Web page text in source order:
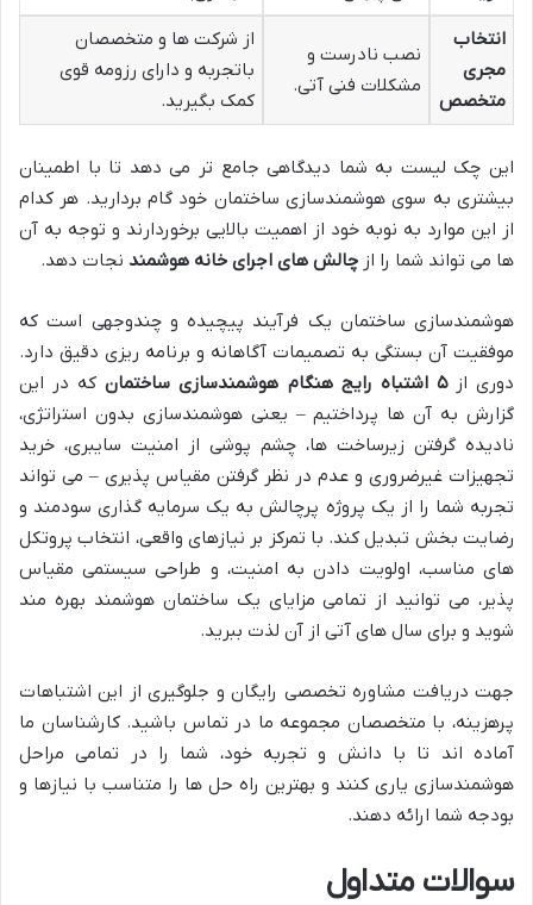
انتخاب
مجری
متخصص
نصب نادرست و
مشکلات فنی آتی.
از شرکت ها و متخصصان
باتجربه و دارای رزومه قوی
کمک بگیرید.
این چک لیست به شما دیدگاهی جامع تر می دهد تا با اطمینان
بیشتری به سوی هوشمندسازی ساختمان خود گام بردارید. هر کدام
از این موارد به نوبه خود از اهمیت بالایی برخوردارند و توجه به آن
ها می تواند شما را از چالش های اجرای خانه هوشمند نجات دهد.
هوشمندسازی ساختمان یک فرآیند پیچیده و چندوجهی است که
موفقیت آن بستگی به تصمیمات آگاهانه و برنامه ریزی دقیق دارد.
دوری از۵ اشتباه رایج هنگام هوشمندسازی ساختمان
که در این
گزارش به آن ها پرداختیم – یعنی هوشمندسازی بدون استراتژی،
نادیده گرفتن زیرساخت ها، چشم پوشی از امنیت سایبری، خرید
تجهیزات غیرضروری و عدم در نظر گرفتن مقیاس پذیری – می تواند
تجربه شما را از یک پروژه پرچالش به یک سرمایه گذاری سودمند و
رضایت بخش تبدیل کند. با تمرکز بر نیازهای واقعی، انتخاب پروتکل
های مناسب، اولویت دادن به امنیت، و طراحی سیستمی مقیاس
پذیر، می توانید از تمامی مزایای یک ساختمان هوشمند بهره مند
شوید و برای سال های آتی از آن لذت ببرید.
جهت دریافت مشاوره تخصصی رایگان و جلوگیری از این اشتباهات
پرهزینه، با متخصصان مجموعه ما در تماس باشید. کارشناسان ما
آماده اند تا با دانش و تجربه خود، شما را در تمامی مراحل
هوشمندسازی یاری کنند و بهترین راه حل ها را متناسب با نیازها و
بودجه شما ارائه دهند.
سوالات متداول